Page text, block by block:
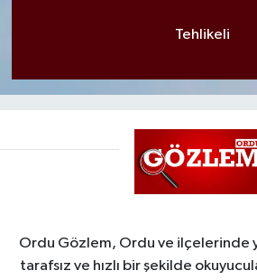
Tehlikeli
Ordu Gözlem, Ordu ve ilçelerinde
tarafsız ve hızlı bir şekilde